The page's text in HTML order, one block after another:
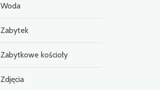
Woda
Zabytek
Zabytkowe kościoły
Zdjęcia